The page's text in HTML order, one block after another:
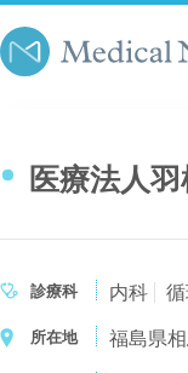
医療法人
診療科 内科
所在地 福島県